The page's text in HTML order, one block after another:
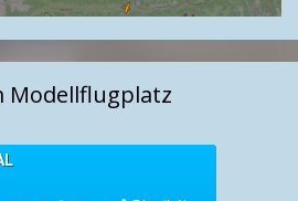
Modellflugplatz